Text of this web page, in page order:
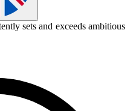
sets and exceeds ambitious